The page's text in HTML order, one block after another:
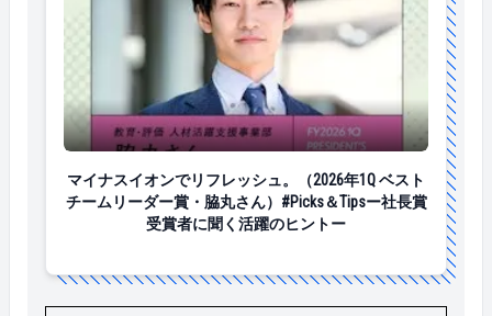
マイナスイオンでリフレッシュ。（2026年1Q ベス
マイナスイオンでリフレッシュ。（2026年1Q ベスト
チームリーダー賞・脇丸さん）#Picks＆Tipsー社長賞
受賞者に聞く活躍のヒントー